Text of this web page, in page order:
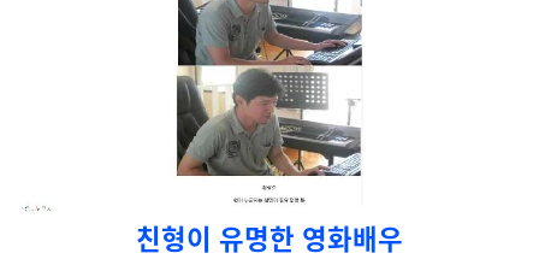
친형이 유명한 영화배우